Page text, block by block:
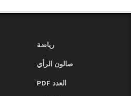
رياضة
صالون الرأي
العدد PDF